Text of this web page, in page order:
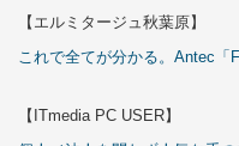
【エルミタージュ秋葉原】
これで全てが分かる。Antec「
【ITmedia PC USER】